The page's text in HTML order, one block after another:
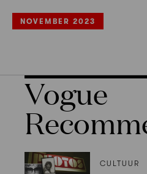
NOVEMBER 2023
Vogue
CULTUUR